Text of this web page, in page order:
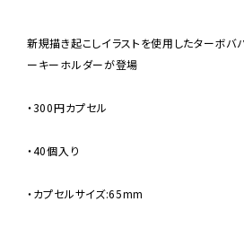
新規描き起こしイラストを使用したターボバ
ーキーホルダーが登場
・300円カプセル
・40個入り
・カプセルサイズ:65mm